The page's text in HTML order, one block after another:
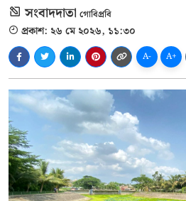
সংবাদদাতা গোবিপ্রবি
প্রকাশ: ২৬ মে ২০২৬, ১১:৩০
A- A+